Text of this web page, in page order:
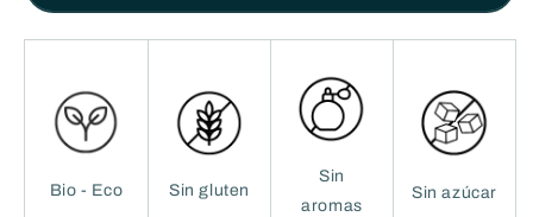
cacao
y
coco
ECO
-
cacao
coco
ECO
-
Bio - Eco Sin gluten
Sin
aromas
Sin azúcar